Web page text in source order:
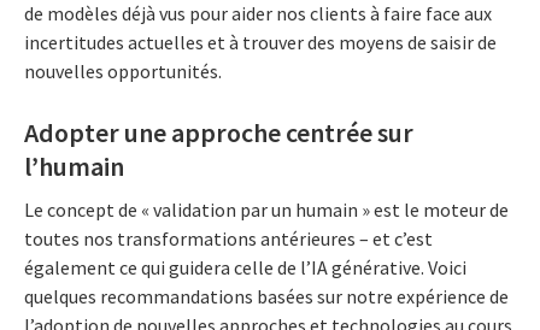
de modèles déjà vus pour aider nos clients à faire face aux
incertitudes actuelles et à trouver des moyens de saisir de
nouvelles opportunités.
Adopter une approche centrée sur
l’humain
Le concept de « validation par un humain » est le moteur de
toutes nos transformations antérieures – et c’est
également ce qui guidera celle de l’IA générative. Voici
quelques recommandations basées sur notre expérience de
l’adoption de nouvelles approches et technologies au cours